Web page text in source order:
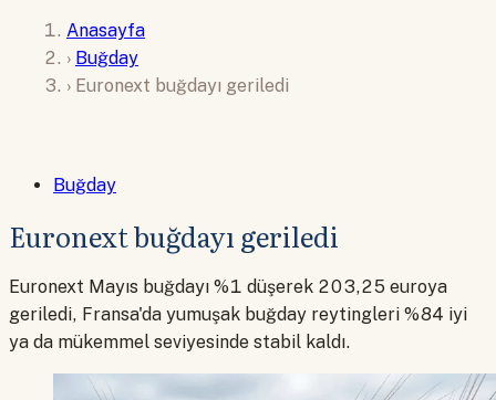
Anasayfa
› Buğday
› Euronext buğdayı geriledi
Buğday
Euronext buğdayı geriledi
Euronext Mayıs buğdayı %1 düşerek 203,25 euroya
geriledi, Fransa'da yumuşak buğday reytingleri %84 iyi
ya da mükemmel seviyesinde stabil kaldı.